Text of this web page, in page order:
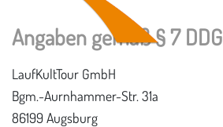
Angaben gemäß § 7 DDG
LaufKultTour GmbH
Bgm.-Aurnhammer-Str. 31a
86199 Augsburg